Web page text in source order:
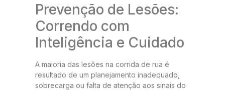
Prevenção de Lesões:
Correndo com
Inteligência e Cuidado
A maioria das lesões na corrida de rua é
resultado de um planejamento inadequado,
sobrecarga ou falta de atenção aos sinais do